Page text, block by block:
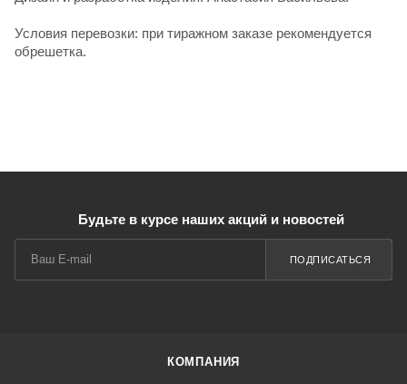
Условия перевозки: при тиражном заказе рекомендуется
обрешетка.
Будьте в курсе наших акций и новостей
ПОДПИСАТЬСЯ
КОМПАНИЯ